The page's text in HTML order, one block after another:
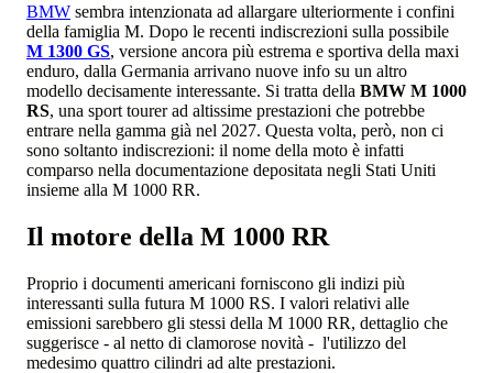
BMW sembra intenzionata ad allargare ulteriormente i confini
della famiglia M. Dopo le recenti indiscrezioni sulla possibile
M 1300 GS, versione ancora più estrema e sportiva della maxi
enduro, dalla Germania arrivano nuove info su un altro
modello decisamente interessante. Si tratta della BMW M 1000
RS, una sport tourer ad altissime prestazioni che potrebbe
entrare nella gamma già nel 2027. Questa volta, però, non ci
sono soltanto indiscrezioni: il nome della moto è infatti
comparso nella documentazione depositata negli Stati Uniti
insieme alla M 1000 RR.
Il motore della M 1000 RR
Proprio i documenti americani forniscono gli indizi più
interessanti sulla futura M 1000 RS. I valori relativi alle
emissioni sarebbero gli stessi della M 1000 RR, dettaglio che
suggerisce - al netto di clamorose novità - l'utilizzo del
medesimo quattro cilindri ad alte prestazioni.